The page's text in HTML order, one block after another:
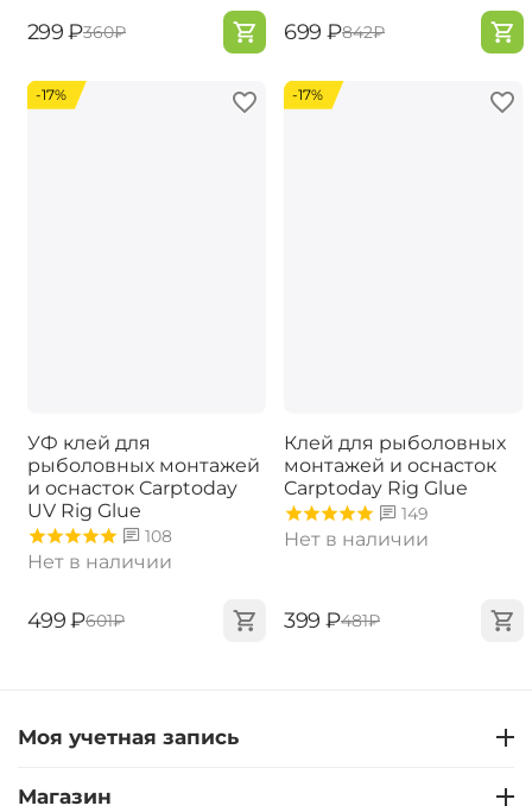
‍299‍ ₽‍360‍₽ ‍699‍ ₽‍842‍₽
-17%
УФ клей для
рыболовных монтажей
и оснасток Carptoday
UV Rig Glue
108
Нет в наличии
‍499‍ ₽‍601‍₽
-17%
Клей для рыболовных
монтажей и оснасток
Carptoday Rig Glue
149
Нет в наличии
‍399‍ ₽‍481‍₽
Моя учетная запись
Магазин